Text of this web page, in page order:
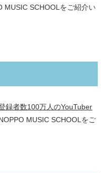
MUSIC SCHOOLをご紹介い
録者数100万人のYouTuber
MUSIC SCHOOLをご